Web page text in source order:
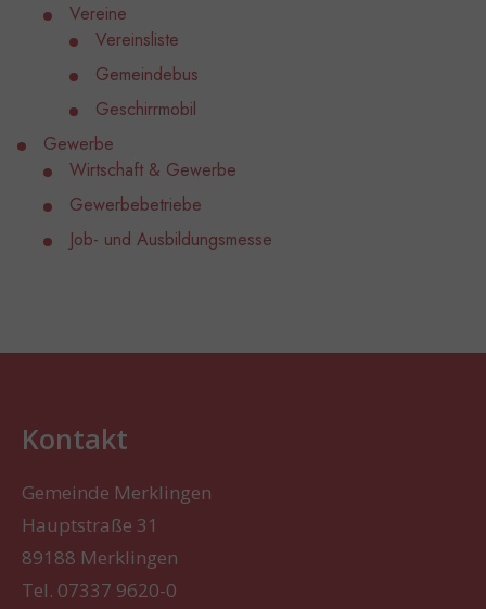
Vereine
Vereinsliste
Gemeindebus
Geschirrmobil
Gewerbe
Wirtschaft & Gewerbe
Gewerbebetriebe
Job- und Ausbildungsmesse
Kontakt
Gemeinde Merklingen
Hauptstraße 31
89188 Merklingen
Tel. 07337 9620-0